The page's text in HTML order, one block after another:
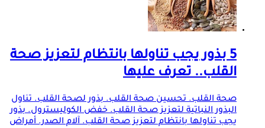
5 بذور يجب تناولها بانتظام لتعزيز صحة
القلب.. تعرف عليها
صحة القلب. تحسين صحة القلب. بذور لصحة القلب. تناول
البذور النباتية لتعزيز صحة القلب. خفض الكوليسترول. بذور
يجب تناولها بانتظام لتعزيز صحة القلب. آلام الصدر. أمراض